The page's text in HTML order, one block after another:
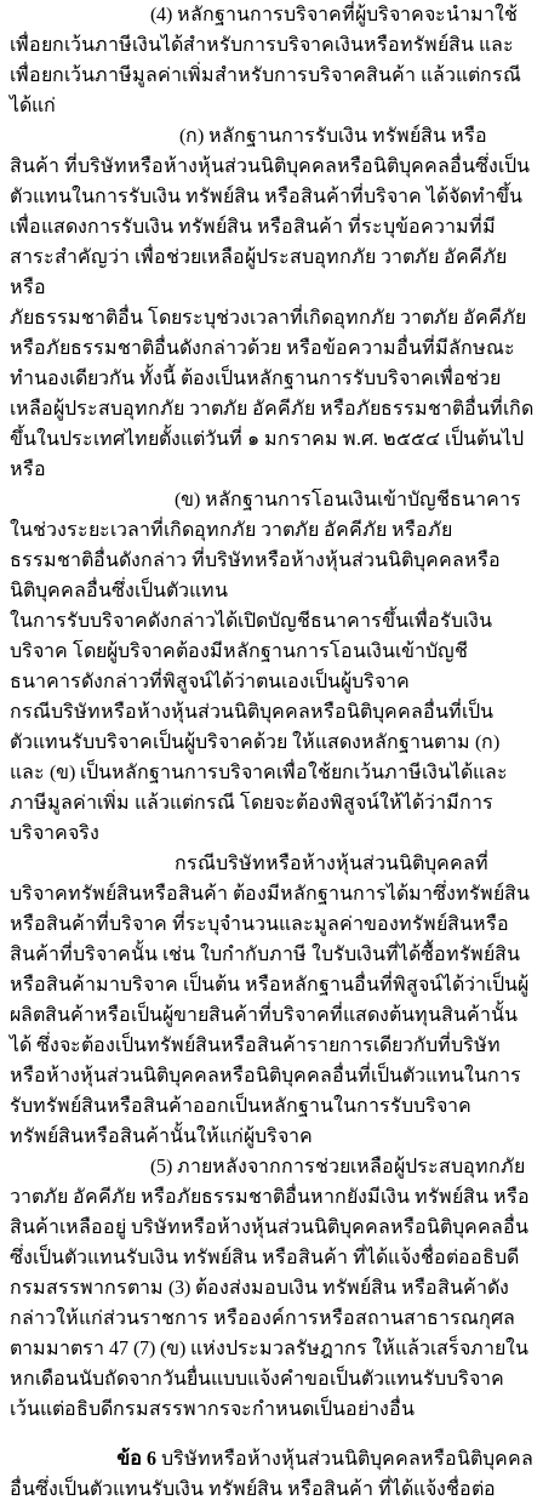
(4) หลักฐานการบริจาคที่ผู้บริจาคจะนำมาใช้
เพื่อยกเว้นภาษีเงินได้สำหรับการบริจาคเงินหรือทรัพย์สิน และ
เพื่อยกเว้นภาษีมูลค่าเพิ่มสำหรับการบริจาคสินค้า แล้วแต่กรณี
ได้แก่
(ก) หลักฐานการรับเงิน ทรัพย์สิน หรือ
สินค้า ที่บริษัทหรือห้างหุ้นส่วนนิติบุคคลหรือนิติบุคคลอื่นซึ่งเป็น
ตัวแทนในการรับเงิน ทรัพย์สิน หรือสินค้าที่บริจาค ได้จัดทำขึ้น
เพื่อแสดงการรับเงิน ทรัพย์สิน หรือสินค้า ที่ระบุข้อความที่มี
สาระสำคัญว่า เพื่อช่วยเหลือผู้ประสบอุทกภัย วาตภัย อัคคีภัย
หรือ
ภัยธรรมชาติอื่น โดยระบุช่วงเวลาที่เกิดอุทกภัย วาตภัย อัคคีภัย
หรือภัยธรรมชาติอื่นดังกล่าวด้วย หรือข้อความอื่นที่มีลักษณะ
ทำนองเดียวกัน ทั้งนี้ ต้องเป็นหลักฐานการรับบริจาคเพื่อช่วย
เหลือผู้ประสบอุทกภัย วาตภัย อัคคีภัย หรือภัยธรรมชาติอื่นที่เกิด
ขึ้นในประเทศไทยตั้งแต่วันที่ ๑ มกราคม พ.ศ. ๒๕๕๔ เป็นต้นไป
หรือ
(ข) หลักฐานการโอนเงินเข้าบัญชีธนาคาร
ในช่วงระยะเวลาที่เกิดอุทกภัย วาตภัย อัคคีภัย หรือภัย
ธรรมชาติอื่นดังกล่าว ที่บริษัทหรือห้างหุ้นส่วนนิติบุคคลหรือ
นิติบุคคลอื่นซึ่งเป็นตัวแทน
ในการรับบริจาคดังกล่าวได้เปิดบัญชีธนาคารขึ้นเพื่อรับเงิน
บริจาค โดยผู้บริจาคต้องมีหลักฐานการโอนเงินเข้าบัญชี
ธนาคารดังกล่าวที่พิสูจน์ได้ว่าตนเองเป็นผู้บริจาค
กรณีบริษัทหรือห้างหุ้นส่วนนิติบุคคลหรือนิติบุคคลอื่นที่เป็น
ตัวแทนรับบริจาคเป็นผู้บริจาคด้วย ให้แสดงหลักฐานตาม (ก)
และ (ข) เป็นหลักฐานการบริจาคเพื่อใช้ยกเว้นภาษีเงินได้และ
ภาษีมูลค่าเพิ่ม แล้วแต่กรณี โดยจะต้องพิสูจน์ให้ได้ว่ามีการ
บริจาคจริง
กรณีบริษัทหรือห้างหุ้นส่วนนิติบุคคลที่
บริจาคทรัพย์สินหรือสินค้า ต้องมีหลักฐานการได้มาซึ่งทรัพย์สิน
หรือสินค้าที่บริจาค ที่ระบุจำนวนและมูลค่าของทรัพย์สินหรือ
สินค้าที่บริจาคนั้น เช่น ใบกำกับภาษี ใบรับเงินที่ได้ซื้อทรัพย์สิน
หรือสินค้ามาบริจาค เป็นต้น หรือหลักฐานอื่นที่พิสูจน์ได้ว่าเป็นผู้
ผลิตสินค้าหรือเป็นผู้ขายสินค้าที่บริจาคที่แสดงต้นทุนสินค้านั้น
ได้ ซึ่งจะต้องเป็นทรัพย์สินหรือสินค้ารายการเดียวกับที่บริษัท
หรือห้างหุ้นส่วนนิติบุคคลหรือนิติบุคคลอื่นที่เป็นตัวแทนในการ
รับทรัพย์สินหรือสินค้าออกเป็นหลักฐานในการรับบริจาค
ทรัพย์สินหรือสินค้านั้นให้แก่ผู้บริจาค
(5) ภายหลังจากการช่วยเหลือผู้ประสบอุทกภัย
วาตภัย อัคคีภัย หรือภัยธรรมชาติอื่นหากยังมีเงิน ทรัพย์สิน หรือ
สินค้าเหลืออยู่ บริษัทหรือห้างหุ้นส่วนนิติบุคคลหรือนิติบุคคลอื่น
ซึ่งเป็นตัวแทนรับเงิน ทรัพย์สิน หรือสินค้า ที่ได้แจ้งชื่อต่ออธิบดี
กรมสรรพากรตาม (3) ต้องส่งมอบเงิน ทรัพย์สิน หรือสินค้าดัง
กล่าวให้แก่ส่วนราชการ หรือองค์การหรือสถานสาธารณกุศล
ตามมาตรา 47 (7) (ข) แห่งประมวลรัษฎากร ให้แล้วเสร็จภายใน
หกเดือนนับถัดจากวันยื่นแบบแจ้งคำขอเป็นตัวแทนรับบริจาค
เว้นแต่อธิบดีกรมสรรพากรจะกำหนดเป็นอย่างอื่น
ข้อ 6 บริษัทหรือห้างหุ้นส่วนนิติบุคคลหรือนิติบุคคล
อื่นซึ่งเป็นตัวแทนรับเงิน ทรัพย์สิน หรือสินค้า ที่ได้แจ้งชื่อต่อ